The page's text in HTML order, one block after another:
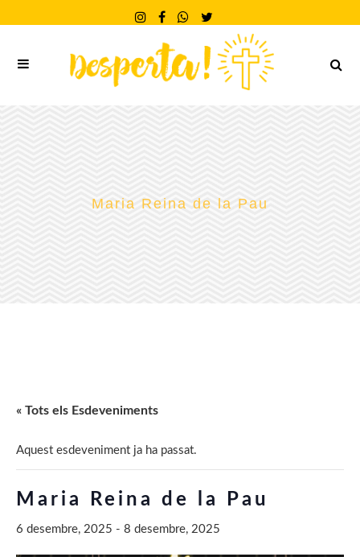
Maria Reina de la Pau
« Tots els Esdeveniments
Aquest esdeveniment ja ha passat.
Maria Reina de la Pau
6 desembre, 2025 - 8 desembre, 2025